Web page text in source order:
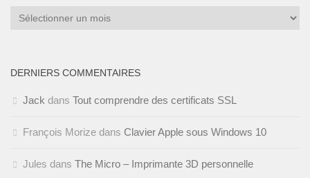
Archives
DERNIERS COMMENTAIRES
Jack dans Tout comprendre des certificats SSL
François Morize dans Clavier Apple sous Windows 10
Jules dans The Micro – Imprimante 3D personnelle